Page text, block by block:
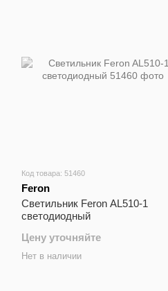
Код товара: 51460
Feron
Cветильник Feron AL510-1
cветодиодный
Цену уточняйте
Нет в наличии